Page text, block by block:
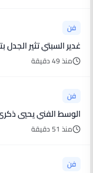
فن
غدير السبتي تثير
منذ 49 دقيقة
فن
الوسط الفني يحيي ذكرى
منذ 51 دقيقة
فن